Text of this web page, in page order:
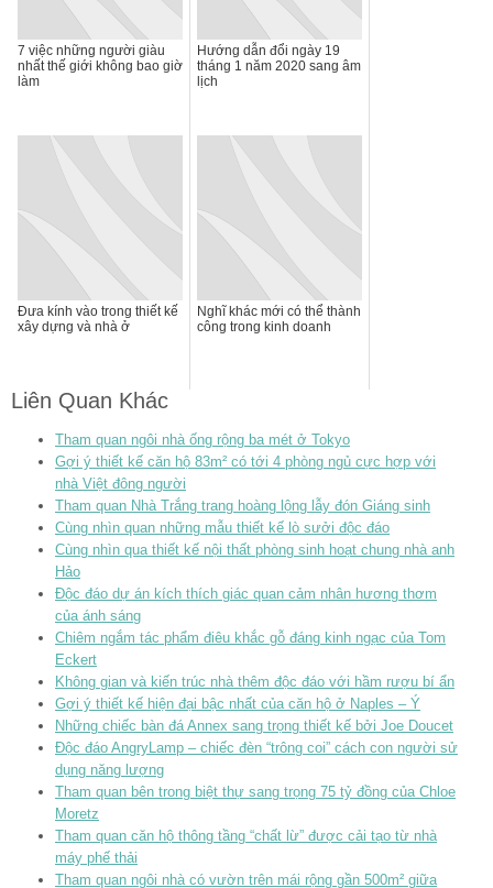
7 việc những người giàu
nhất thế giới không bao giờ
làm
Hướng dẫn đổi ngày 19
tháng 1 năm 2020 sang âm
lịch
Đưa kính vào trong thiết kế
xây dựng và nhà ở
Nghĩ khác mới có thể thành
công trong kinh doanh
Liên Quan Khác
Tham quan ngôi nhà ống rộng ba mét ở Tokyo
Gợi ý thiết kế căn hộ 83m² có tới 4 phòng ngủ cực hợp với
nhà Việt đông người
Tham quan Nhà Trắng trang hoàng lộng lẫy đón Giáng sinh
Cùng nhìn quan những mẫu thiết kế lò sưởi độc đáo
Cùng nhìn qua thiết kế nội thất phòng sinh hoạt chung nhà anh
Hảo
Độc đáo dự án kích thích giác quan cảm nhân hương thơm
của ánh sáng
Chiêm ngắm tác phẩm điêu khắc gỗ đáng kinh ngạc của Tom
Eckert
Không gian và kiến trúc nhà thêm độc đáo với hầm rượu bí ẩn
Gợi ý thiết kế hiện đại bậc nhất của căn hộ ở Naples – Ý
Những chiếc bàn đá Annex sang trọng thiết kế bởi Joe Doucet
Độc đáo AngryLamp – chiếc đèn “trông coi” cách con người sử
dụng năng lượng
Tham quan bên trong biệt thự sang trọng 75 tỷ đồng của Chloe
Moretz
Tham quan căn hộ thông tầng “chất lừ” được cải tạo từ nhà
máy phế thải
Tham quan ngôi nhà có vườn trên mái rộng gần 500m² giữa